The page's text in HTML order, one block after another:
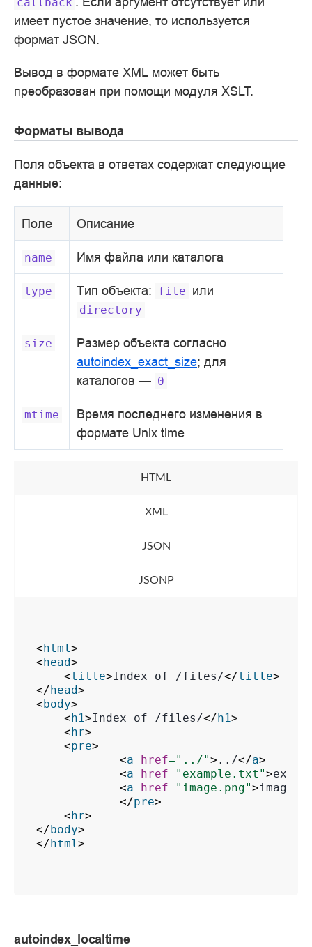
имеет пустое значение, то используется
формат JSON.
Вывод в формате XML может быть
преобразован при помощи модуля XSLT.
Форматы вывода
Поля объекта в ответах содержат следующие
данные:
Поле Описание
name Имя файла или каталога
type Тип объекта: file или
directory
size
Размер объекта согласно
autoindex_exact_size; для
каталогов — 0
mtime
Время последнего изменения в
формате Unix time
HTML
XML
JSON
JSONP
< html>
< head>
<title>Index of /files/</title>
</ head>
< body>
< h1>Index of /files/</ h1>
< hr>
<pre>
<a href="../"> ../</a>
<a href="example.txt">
<a href="image.png">
</pre>
< hr>
</ body>
</ html>
autoindex_localtime